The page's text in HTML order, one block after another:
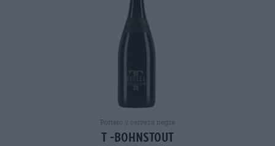
Portero y cerveza negra
t -bohnstout